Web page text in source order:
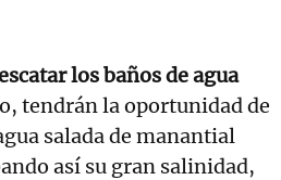
los baños de agua
tendrán la oportunidad de
salada de manantial
así su gran salinidad,